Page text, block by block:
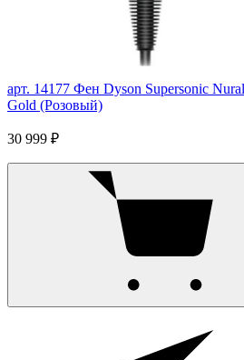
арт. 14177 Фен Dyson Supersonic
Gold (Розовый)
30 999 ₽